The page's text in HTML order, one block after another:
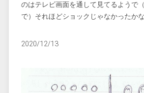
のはテレビ画面を通して見てるようで
で）それほどショックじゃなかったかな
2020/12/13